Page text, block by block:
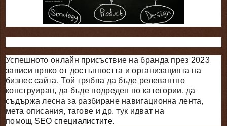
Успешното онлайн присъствие на бранда през 2023
зависи пряко от достъпността и организацията на
бизнес сайта. Той трябва да бъде релевантно
конструиран, да бъде подреден по категории, да
съдържа лесна за разбиране навигационна лента,
мета описания, тагове и др. тук идват на
помощ SEO специалистите.